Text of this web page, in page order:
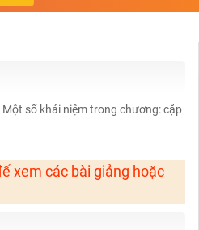
số khái niệm trong chương: cặp
xem các bài giảng hoặc